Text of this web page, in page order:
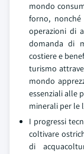
mondo
forno,
operazioni di
domanda di
costiere e
turismo
mondo
essenziali alle
minerali per le
I progressi
coltivare
di